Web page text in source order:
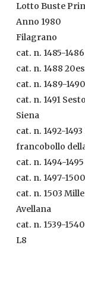
Lotto Buste
Anno 1980
Filagrano
cat. n. 1485-
cat. n. 1488
cat. n. 1489-
cat. n. 1491
Siena
cat. n. 1492-
francobollo
cat. n. 1494-
cat. n. 1497-
cat. n. 1503
Avellana
cat. n. 1539-
L8